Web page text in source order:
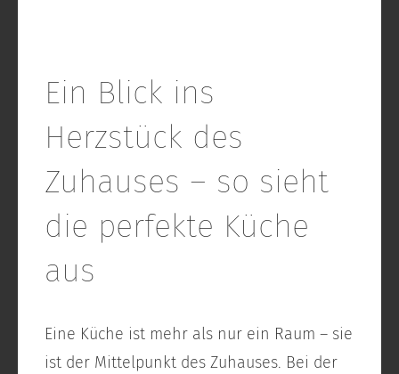
Ein Blick ins
Herzstück des
Zuhauses – so sieht
die perfekte Küche
aus
Eine Küche ist mehr als nur ein Raum – sie
ist der Mittelpunkt des Zuhauses. Bei der